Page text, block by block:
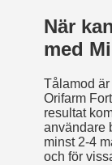
När
med
Tålamod
Orifarm
resultat
användare
minst 2-4
och för